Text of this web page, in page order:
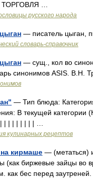
ТОРГОВЛЯ …
русского народа
— писатель цыган,
словарь-справочник
— сущ., кол во
синонимов ASIS. В.Н.
— Тип блюда:
В текущей категории
| | | | | | | | …
кулинарных рецептов
на кирмаше — (метаться)
(как биржевые зайцы во
как бес перед